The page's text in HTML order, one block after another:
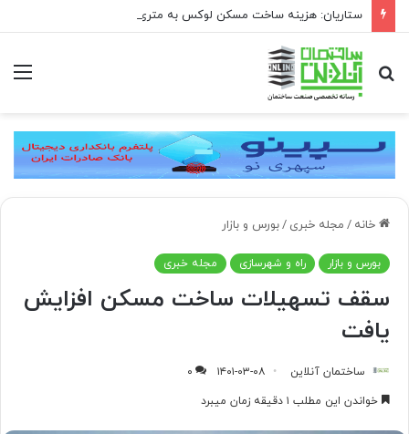
جستجو
برای
خانه / مجله خبری /بورس و بازار
بورس و بازار راه و شهرسازی مجله خبری
سقف تسهیلات ساخت مسکن افزایش
یافت
ساختمان آنلاین ۱۴۰۱-۰۳-۰۸
۰
خواندن این مطلب ۱ دقیقه زمان میبرد